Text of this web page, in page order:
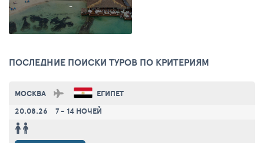
-
ПОСЛЕДНИЕ ПОИСКИ ТУРОВ ПО КРИТЕРИЯМ
МОСКВА
ЕГИПЕТ
20.08.26
7 - 14 НОЧЕЙ